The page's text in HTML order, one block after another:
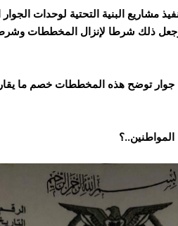
مشاريع البنية التحتية لوحدات
ذلك شرطا لإنزال المخططات
المواطنين..؟